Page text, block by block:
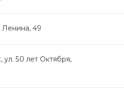
Ленина, 49
ул. 50 лет Октября,